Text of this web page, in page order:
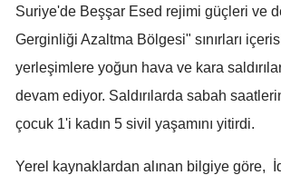
Giresun
Hakkari
Hatay
Isparta
Suriye'de Beşşar Esed rejimi güçleri ve
Gerginliği Azaltma Bölgesi" sınırları
yerleşimlere yoğun hava ve kara
devam ediyor. Saldırılarda sabah
çocuk 1'i kadın 5 sivil yaşamını yitirdi.
Yerel kaynaklardan alınan bilgiye göre,